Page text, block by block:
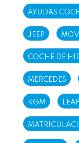
AYUDAS
JEEP
COCHE DE
MERCEDES
KGM